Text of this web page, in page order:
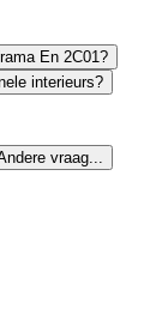
En 2C01?
interieurs?
vraag...